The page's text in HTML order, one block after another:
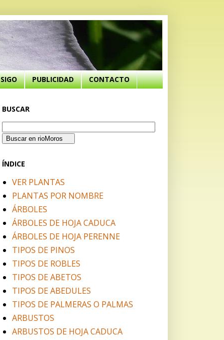
SIGO PUBLICIDAD CONTACTO
BUSCAR
ÍNDICE
VER PLANTAS
PLANTAS POR NOMBRE
ÁRBOLES
ÁRBOLES DE HOJA CADUCA
ÁRBOLES DE HOJA PERENNE
TIPOS DE PINOS
TIPOS DE ROBLES
TIPOS DE ABETOS
TIPOS DE ABEDULES
TIPOS DE PALMERAS O PALMAS
ARBUSTOS
ARBUSTOS DE HOJA CADUCA